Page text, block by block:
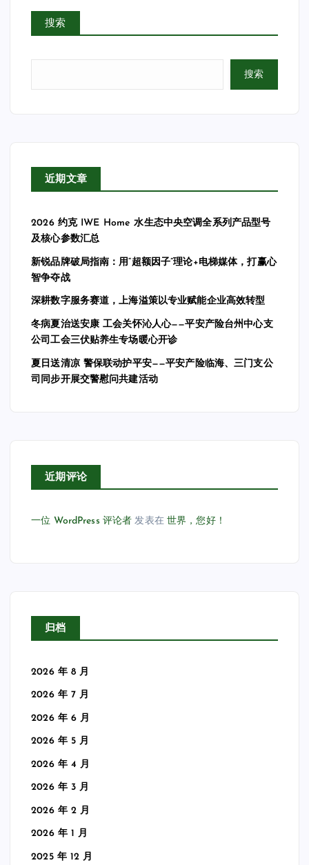
分
页
搜索
搜索
近期文章
2026 约克 IWE Home 水生态中央空调全系列产品型号
及核心参数汇总
新锐品牌破局指南：用“超额因子”理论+电梯媒体，打赢心
智争夺战
深耕数字服务赛道，上海溢策以专业赋能企业高效转型
冬病夏治送安康 工会关怀沁人心——平安产险台州中心支
公司工会三伏贴养生专场暖心开诊
夏日送清凉 警保联动护平安——平安产险临海、三门支公
司同步开展交警慰问共建活动
近期评论
一位 WordPress 评论者 发表在世界，您好！
归档
2026 年 8 月
2026 年 7 月
2026 年 6 月
2026 年 5 月
2026 年 4 月
2026 年 3 月
2026 年 2 月
2026 年 1 月
2025 年 12 月